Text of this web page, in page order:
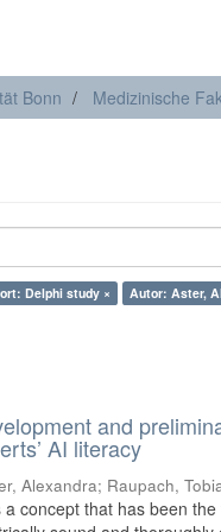
Bonn Medizinische
Delphi study × Autor: Aster,
and
AI literacy
Alexandra; Raupach,
concept that has been